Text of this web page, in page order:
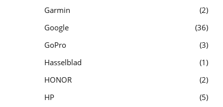
Garmin
2
Google
36
GoPro
3
Hasselblad
1
HONOR
2
HP
5